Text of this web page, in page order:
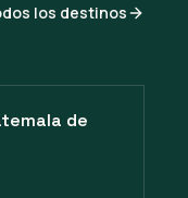
los destinos
de